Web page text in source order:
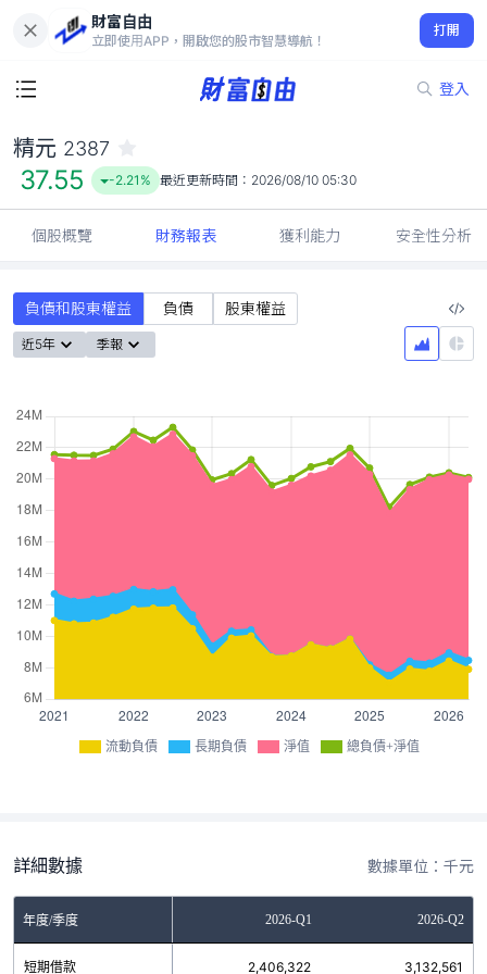
財富自由
立即使用APP，開啟您的股市智慧導航！
打開
登入
37.55
-2.21%
精元 2387
37.55 -2.21% 最近更新時間： 2026/08/10 05:30
個股概覽 財務報表 獲利能力 安全性分析
負債和股東權益 負債 股東權益
近5年 季報
流動負債 長期負債 淨值 總負債+淨值
詳細數據 數據單位：千元
年度/季度 2026-Q1 2026-Q2
短期借款 2,406,322 3,132,561